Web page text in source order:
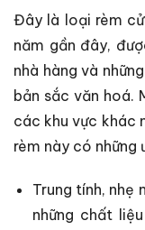
Đây là loại rèm
năm gần đây,
nhà hàng và
bản sắc văn hoá.
các khu vực khác
rèm này có những
Trung tính, nhẹ
những chất